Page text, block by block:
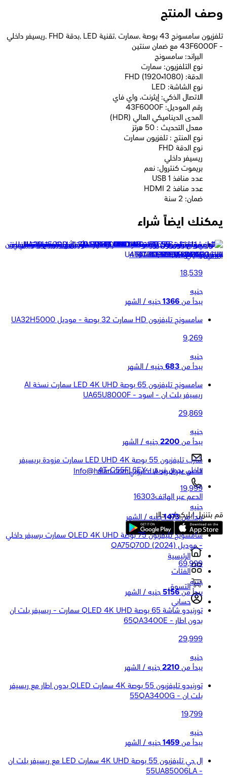
وصف المنتج
تلفزيون سامسونج 43 بوصة ,سمارت ,تقنية LED ,بدقة FHD ,ريسيفر داخلي
- 43F6000F مع ضمان سنتين
البراند: سامسونج
نوع التلفزيون: سمارت
الدقة: FHD (1920×1080)
نوع الشاشة: LED
الاتصال الذكي: إيثرنت، واي فاي
رقم الموديل: 43F6000F
المدى الديناميكي العالي (HDR)
معدل التحديث : 50 هرتز
نوع المنتج : تلفزيون سمارت
نوع الدقة FHD
ريسيفر داخلي
بريموت كنترول: نعم
عدد منافذ USB 1
عدد منافذ HDMI 2
ضمان: 2 سنة
يمكنك ايضاً شراء
شارب تليفزيون 50 بوصة LED UHD سمارت أندرويد مزودة بريسيفر
داخلي - 4T-C50FL6EX
18,539
جنيه
يبدأ من 1366 جنيه / الشهر
سامسونج تليفزيون HD سمارت 32 بوصة - موديل UA32H5000
9,269
جنيه
يبدأ من 683 جنيه / الشهر
سامسونج تليفزيون 65 بوصة LED 4K UHD سمارت نسخة AI
ريسيفر بلت ان - اسود - UA65U8000F
29,869
جنيه
يبدأ من 2200 جنيه / الشهر
شارب تليفزيون 55 بوصة LED UHD 4K سمارت مزودة بريسيفر
داخلي بدون فريم - 4T-C55FL6EX
19,999
جنيه
يبدأ من 1473 جنيه / الشهر
سامسونج تليفزيون 75 بوصة QLED 4K UHD سمارت برسيفر داخلي
- موديل QA75Q70D (2024)
69,999
جنيه
يبدأ من 5156 جنيه / الشهر
تورنيدو شاشة 65 بوصة QLED 4K UHD سمارت - ريسيفر بلت ان
بدون اطار - 65QA3400E
29,999
جنيه
يبدأ من 2210 جنيه / الشهر
تورنيدو تليفزيون 55 بوصة 4K سمارت QLED بدون اطار مع ريسيفر
بلت ان - 55QA3400G
19,799
جنيه
يبدأ من 1459 جنيه / الشهر
ال جي تليفزيون 55 بوصة 4K UHD سمارت LED مع ريسيفر بلت ان
- 55UA85006LA
الدعم عبر البريد الالكترونيInfo@halan.com
الدعم عبر الهاتف16303
قم بتنزيل ابليكيشن حالا
الرئيسية
الفئات
التسوق
حسابي